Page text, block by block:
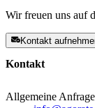
Wir freuen uns auf
Kontakt
Kontakt
Allgemeine